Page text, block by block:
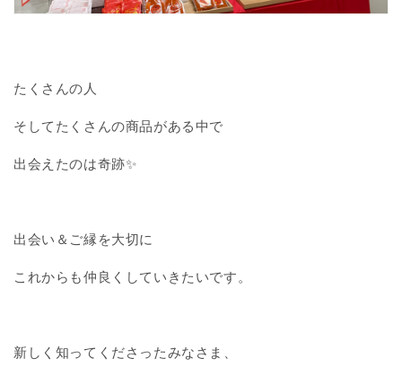
たくさんの人
そしてたくさんの商品がある中で
出会えたのは奇跡✨
出会い＆ご縁を大切に
これからも仲良くしていきたいです。
新しく知ってくださったみなさま、